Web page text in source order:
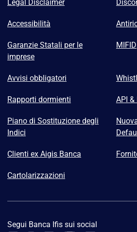
Legal Disclaimer
Accessibilità
Garanzie Statali per le
imprese
MIFID
Avvisi obbligatori
Rapporti dormienti API &
Piano di Sostituzione degli
Indici
Clienti ex Aigis Banca
Cartolarizzazioni
Segui Banca Ifis sui social